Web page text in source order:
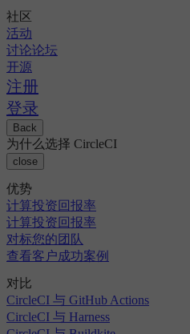
社区
活动
讨论论坛
开源
注册
登录
Back
为什么选择 CircleCI
close
优势
计算投资回报率
计算投资回报率
对标您的团队
查看客户成功案例
对比
CircleCI 与 GitHub Actions
CircleCI 与 Harness